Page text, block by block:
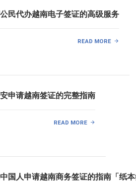
民代办越南电子签证的高级服务
READ MORE
申请越南签证的完整指南
READ MORE
国人申请越南商务签证的指南「纸